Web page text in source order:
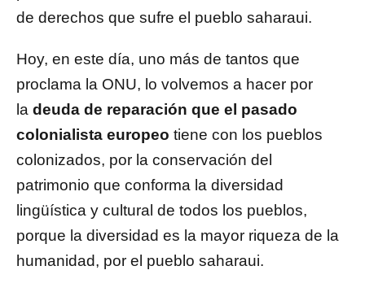
de derechos que sufre el pueblo saharaui.
Hoy, en este día, uno más de tantos que
proclama la ONU, lo volvemos a hacer por
la deuda de reparación que el pasado
colonialista europeo tiene con los pueblos
colonizados, por la conservación del
patrimonio que conforma la diversidad
lingüística y cultural de todos los pueblos,
porque la diversidad es la mayor riqueza de la
humanidad, por el pueblo saharaui.